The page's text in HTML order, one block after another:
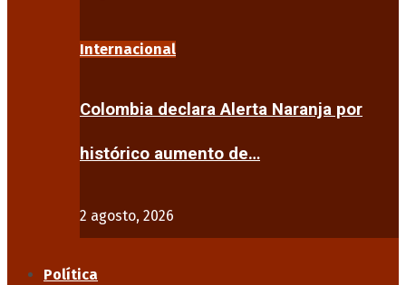
Internacional
Colombia declara Alerta Naranja por
histórico aumento de…
2 agosto, 2026
Política